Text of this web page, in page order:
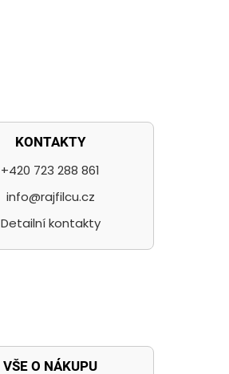
KONTAKTY
+420 723 288 861
info@rajfilcu.cz
Detailní kontakty
VŠE O NÁKUPU